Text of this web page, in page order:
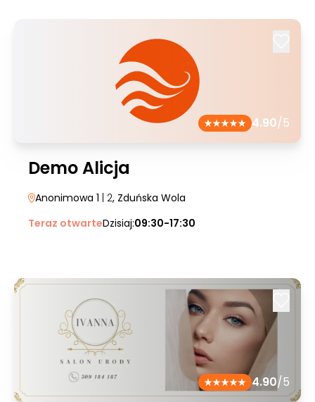
4.90/5
Demo Alicja
Anonimowa 1 | 2, Zduńska Wola
Teraz otwarteDzisiaj:09:30-17:30
4.90/5